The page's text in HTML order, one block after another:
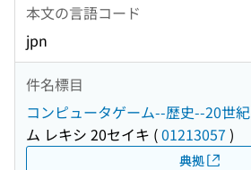
本文の言語コード
jpn
件名標目
コンピュータゲーム--歴史--20世紀
ム レキシ 20セイキ (01213057 )
典拠